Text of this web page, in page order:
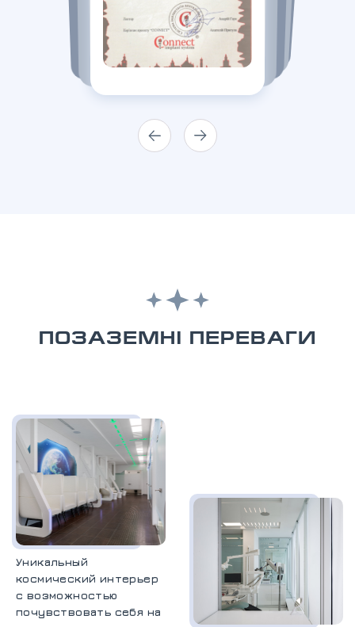
ПОЗАЗЕМНІ ПЕРЕВАГИ
Уникальный
космический интерьер
с возможностью
почувствовать себя на